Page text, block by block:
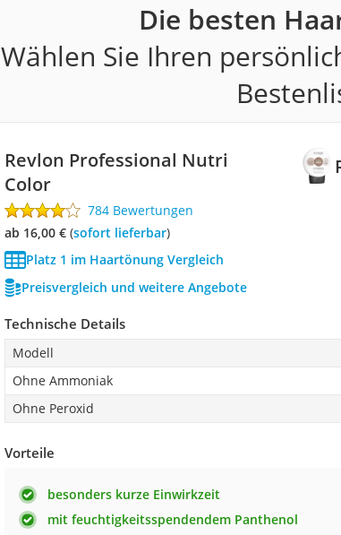
Die besten
Wählen Sie Ihren
Revlon Professional Nutri
Color
784 Bewertungen
ab 16,00 €( Sofort lieferbar)
Platz 1 im Haartönung Vergleich
Preisvergleich und weitere Angebote
Technische Details
Modell
Ohne Ammoniak
Ohne Peroxid
Vorteile
besonders kurze Einwirkzeit
mit feuchtigkeitsspendendem Panthenol